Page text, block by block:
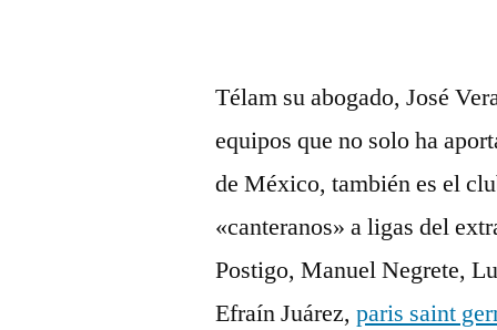
Télam su abogado, José
equipos que no solo ha
de México, también es el
«canteranos» a ligas del
Postigo, Manuel Negrete,
Efraín Juárez,paris saint